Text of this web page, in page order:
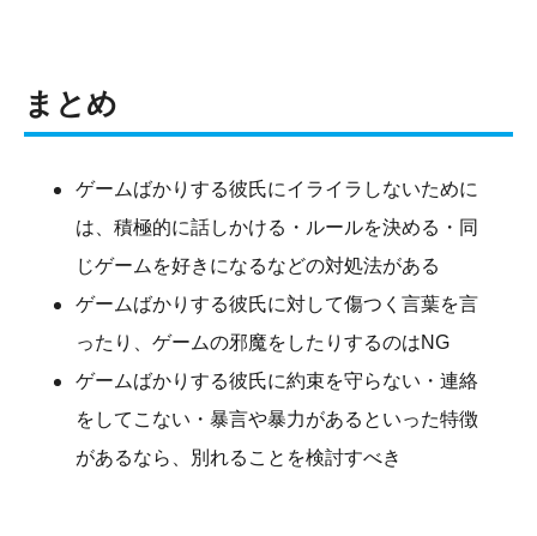
まとめ
ゲームばかりする彼氏にイライラしないために
は、積極的に話しかける・ルールを決める・同
じゲームを好きになるなどの対処法がある
ゲームばかりする彼氏に対して傷つく言葉を言
ったり、ゲームの邪魔をしたりするのはNG
ゲームばかりする彼氏に約束を守らない・連絡
をしてこない・暴言や暴力があるといった特徴
があるなら、別れることを検討すべき